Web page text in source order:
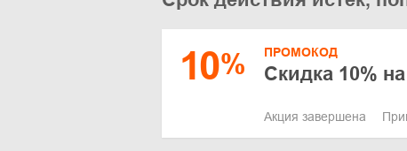
10% ПРОМОКОД
Скидка 10%
Акция завершена